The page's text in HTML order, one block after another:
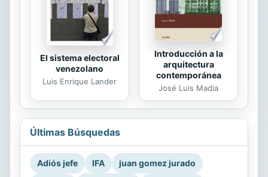
El sistema electoral
venezolano
Luis Enrique Lander
Introducción a la
arquitectura
contemporánea
José Luis Madia
Últimas Búsquedas
Adiós jefe IFA
juan gomez jurado